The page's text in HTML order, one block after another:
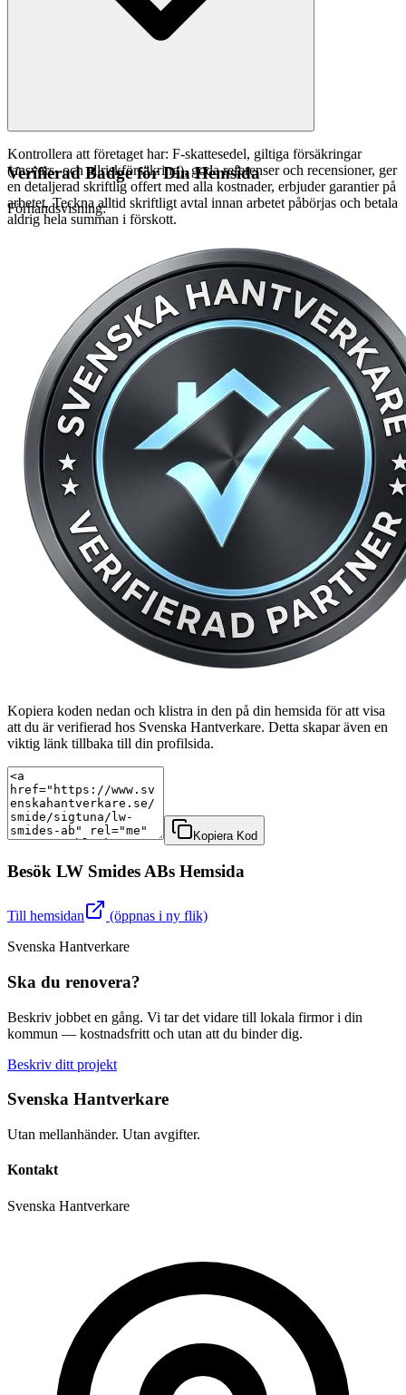
Kontrollera att företaget har: F-skattesedel, giltiga försäkringar
(ansvars- och allriskförsäkring), goda referenser och recensioner, ger
en detaljerad skriftlig offert med alla kostnader, erbjuder garantier på
arbetet. Teckna alltid skriftligt avtal innan arbetet påbörjas och betala
aldrig hela summan i förskott.
Verifierad Badge för Din Hemsida
Förhandsvisning:
Kopiera koden nedan och klistra in den på din hemsida för att visa
att du är verifierad hos Svenska Hantverkare. Detta skapar även en
viktig länk tillbaka till din profilsida.
Kopiera Kod
Besök LW Smides ABs Hemsida
Till hemsidan
(öppnas i ny flik)
Svenska Hantverkare
Ska du renovera?
Beskriv jobbet en gång. Vi tar det vidare till lokala firmor i din
kommun — kostnadsfritt och utan att du binder dig.
Beskriv ditt projekt
Svenska Hantverkare
Utan mellanhänder. Utan avgifter.
Kontakt
Svenska Hantverkare